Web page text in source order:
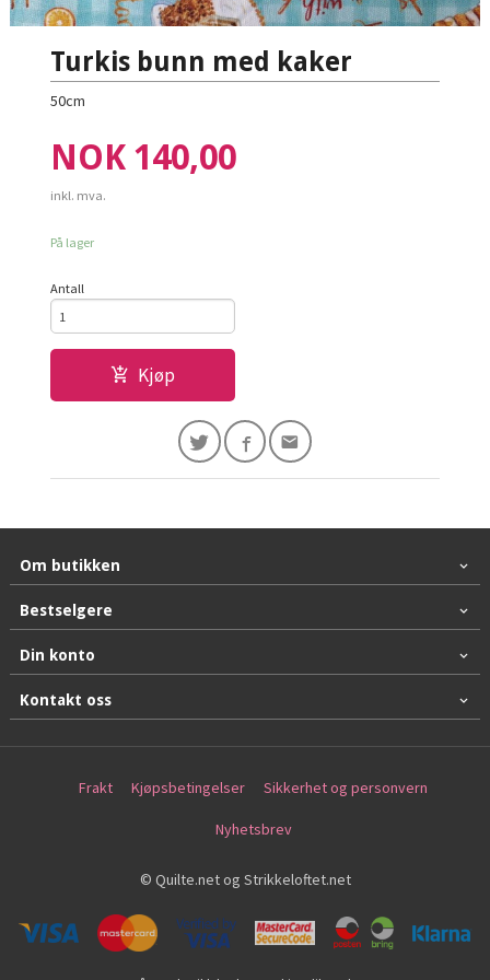
Turkis bunn med kaker
50cm
Pris
NOK 140,00
inkl. mva.
På lager
Antall
Kjøp
Om butikken
Bestselgere
Din konto
Kontakt oss
Frakt Kjøpsbetingelser Sikkerhet og personvern
Nyhetsbrev
© Quilte.net og Strikkeloftet.net